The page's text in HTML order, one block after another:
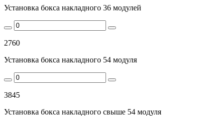
Установка бокса накладного 36 модулей
2760
Установка бокса накладного 54 модуля
3845
Установка бокса накладного свыше 54 модуля